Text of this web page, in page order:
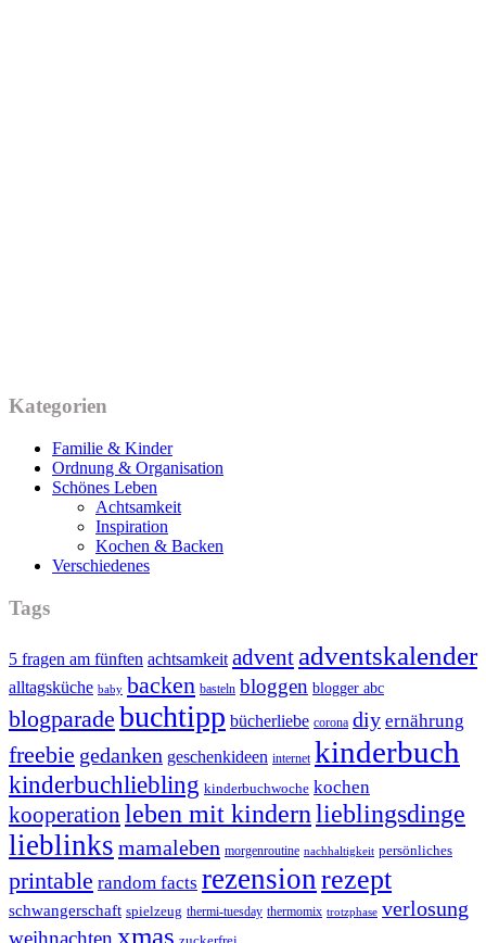
Kategorien
Familie & Kinder
Ordnung & Organisation
Schönes Leben
Achtsamkeit
Inspiration
Kochen & Backen
Verschiedenes
Tags
5 fragen am fünften achtsamkeit advent adventskalender
alltagsküche baby backen basteln bloggen blogger abc
blogparade buchtipp bücherliebe corona diy ernährung
freebie gedanken geschenkideen internet kinderbuch
kinderbuchliebling kinderbuchwoche kochen
kooperation leben mit kindernlieblingsdinge
lieblinks mamaleben morgenroutine nachhaltigkeit persönliches
printable random facts rezensionrezept
schwangerschaft spielzeug thermi-tuesday thermomix trotzphase verlosung
xmas